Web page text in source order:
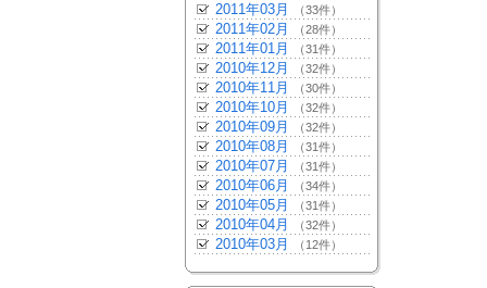
2011年03月 （33件）
2011年02月 （28件）
2011年01月 （31件）
2010年12月 （32件）
2010年11月 （30件）
2010年10月 （32件）
2010年09月 （32件）
2010年08月 （31件）
2010年07月 （31件）
2010年06月 （34件）
2010年05月 （31件）
2010年04月 （32件）
2010年03月 （12件）